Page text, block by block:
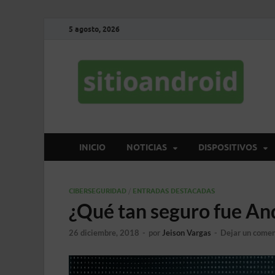
5 agosto, 2026
INICIO NOTICIAS DISPOSITIVOS
CIBERSEGURIDAD ENTRADAS DESTACADAS
¿Qué tan seguro fue
26 diciembre, 2018 - porJeison Vargas - Dejar un